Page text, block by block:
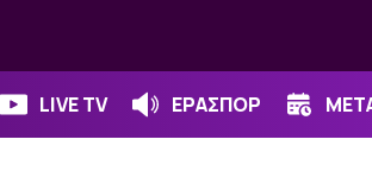
LIVE TV ΕΡΑΣΠΟΡ